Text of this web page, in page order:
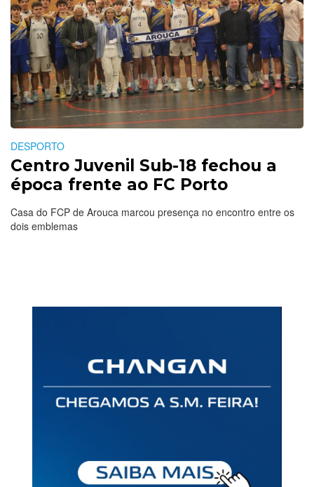
DESPORTO
Centro Juvenil Sub-18 fechou a
época frente ao FC Porto
Casa do FCP de Arouca marcou presença no encontro entre os
dois emblemas